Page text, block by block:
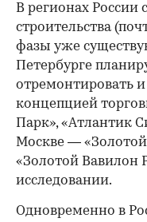
В регионах России
строительства
фазы уже
Петербурге
отремонтировать и
концепцией
Парк», «Атлантик
Москве —
«Золотой Вавилон
исследовании.
Одновременно в